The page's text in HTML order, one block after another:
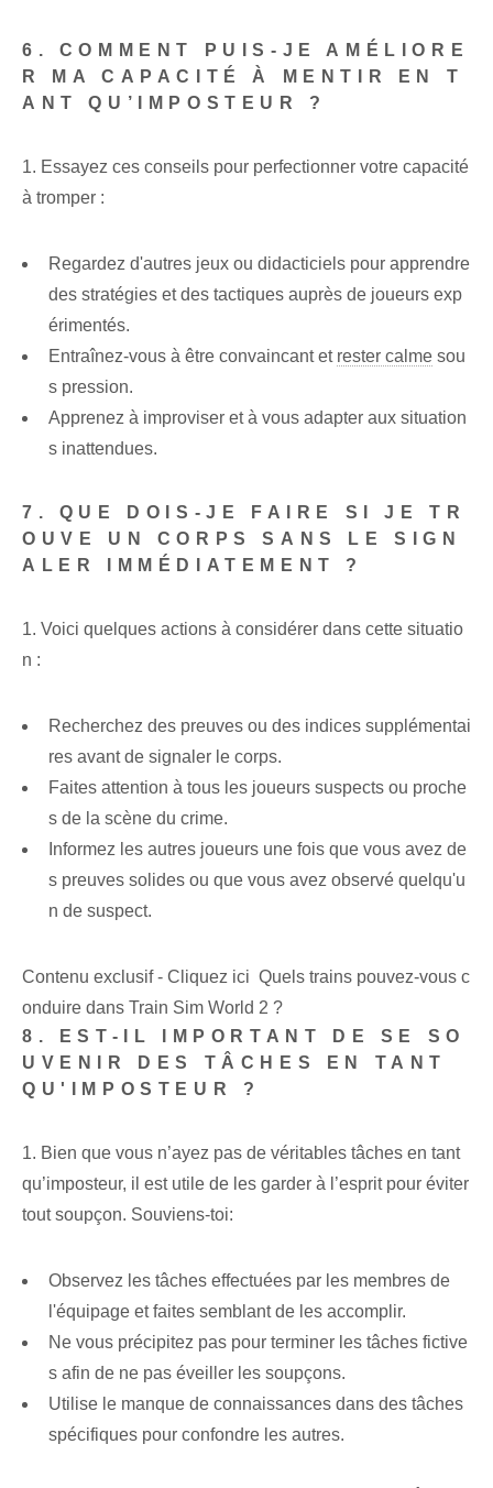
6. COMMENT PUIS-JE AMÉLIORE
R MA CAPACITÉ À MENTIR EN T
ANT QU’IMPOSTEUR ?
1. Essayez ces conseils pour perfectionner votre capacité
à tromper :
Regardez d'autres jeux ou didacticiels pour apprendre
des stratégies et des tactiques auprès de joueurs exp
érimentés.
Entraînez-vous à être convaincant et rester calme sou
s pression.
Apprenez à improviser et à vous adapter aux situation
s inattendues.
7. QUE DOIS-JE FAIRE SI JE TR
OUVE UN CORPS SANS LE SIGN
ALER IMMÉDIATEMENT ?
1. Voici quelques actions à considérer dans cette situatio
n :
Recherchez des preuves ou des indices supplémentai
res avant de signaler le corps.
Faites attention à tous les joueurs suspects ou proche
s de la scène du crime.
Informez les autres joueurs une fois que vous avez de
s preuves solides ou que vous avez observé quelqu'u
n de suspect.
Contenu exclusif - Cliquez ici Quels trains pouvez-vous c
onduire dans Train Sim World 2 ?
8. EST-IL IMPORTANT DE SE SO
UVENIR DES TÂCHES EN TANT
QU'IMPOSTEUR ?
1. Bien que vous n’ayez pas de véritables tâches en tant
qu’imposteur, il est utile de les garder à l’esprit pour éviter
tout soupçon. Souviens-toi:
Observez les tâches effectuées par les membres de
l'équipage et faites semblant de les accomplir.
Ne vous précipitez pas pour terminer les tâches fictive
s afin de ne pas éveiller les soupçons.
Utilise le manque de connaissances dans des tâches
spécifiques pour confondre les autres.